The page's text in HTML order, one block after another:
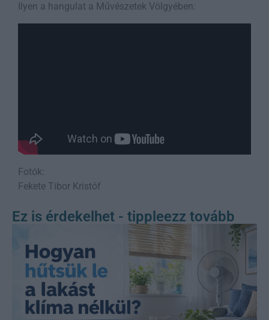
Ilyen a hangulat a Művészetek Völgyében:
Fotók:
Fekete Tibor Kristóf
Ez is érdekelhet - tippleezz tovább